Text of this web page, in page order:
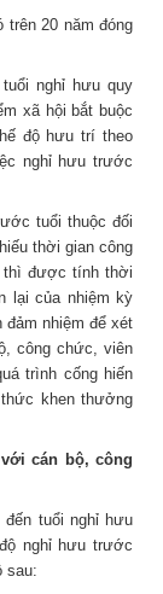
20 năm đóng
nghỉ hưu quy
xã hội bắt buộc
độ hưu trí theo
nghỉ hưu trước
tuổi thuộc đối
thời gian công
thì được tính thời
lại của nhiệm kỳ
đảm nhiệm để xét
công chức, viên
trình cống hiến
khen thưởng
cán bộ, công
tuổi nghỉ hưu
nghỉ hưu trước
sau: